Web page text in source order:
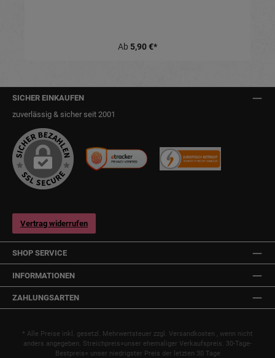
Ab 5,90 €*
SICHER EINKAUFEN
zuverlässig & sicher seit 2001
Vertrag widerrufen
SHOP SERVICE
INFORMATIONEN
ZAHLUNGSARTEN
* Alle Preise inkl. gesetzl. Mehrwertsteuer zzgl. Versandkosten , wenn nicht
anders angegeben. Streichpreis=unser ehemaliger Verkaufspreis. 30-Tage-
Bestpreis= unser niedrigster Preis der letzten 30 Tage